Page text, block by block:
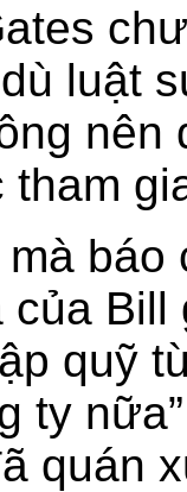
luật
của
quỹ
ty
quán